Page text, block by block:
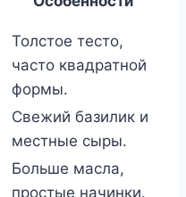
Толстое тесто,
часто квадратной
формы.
Свежий базилик и
местные сыры.
Больше масла,
простые начинки.